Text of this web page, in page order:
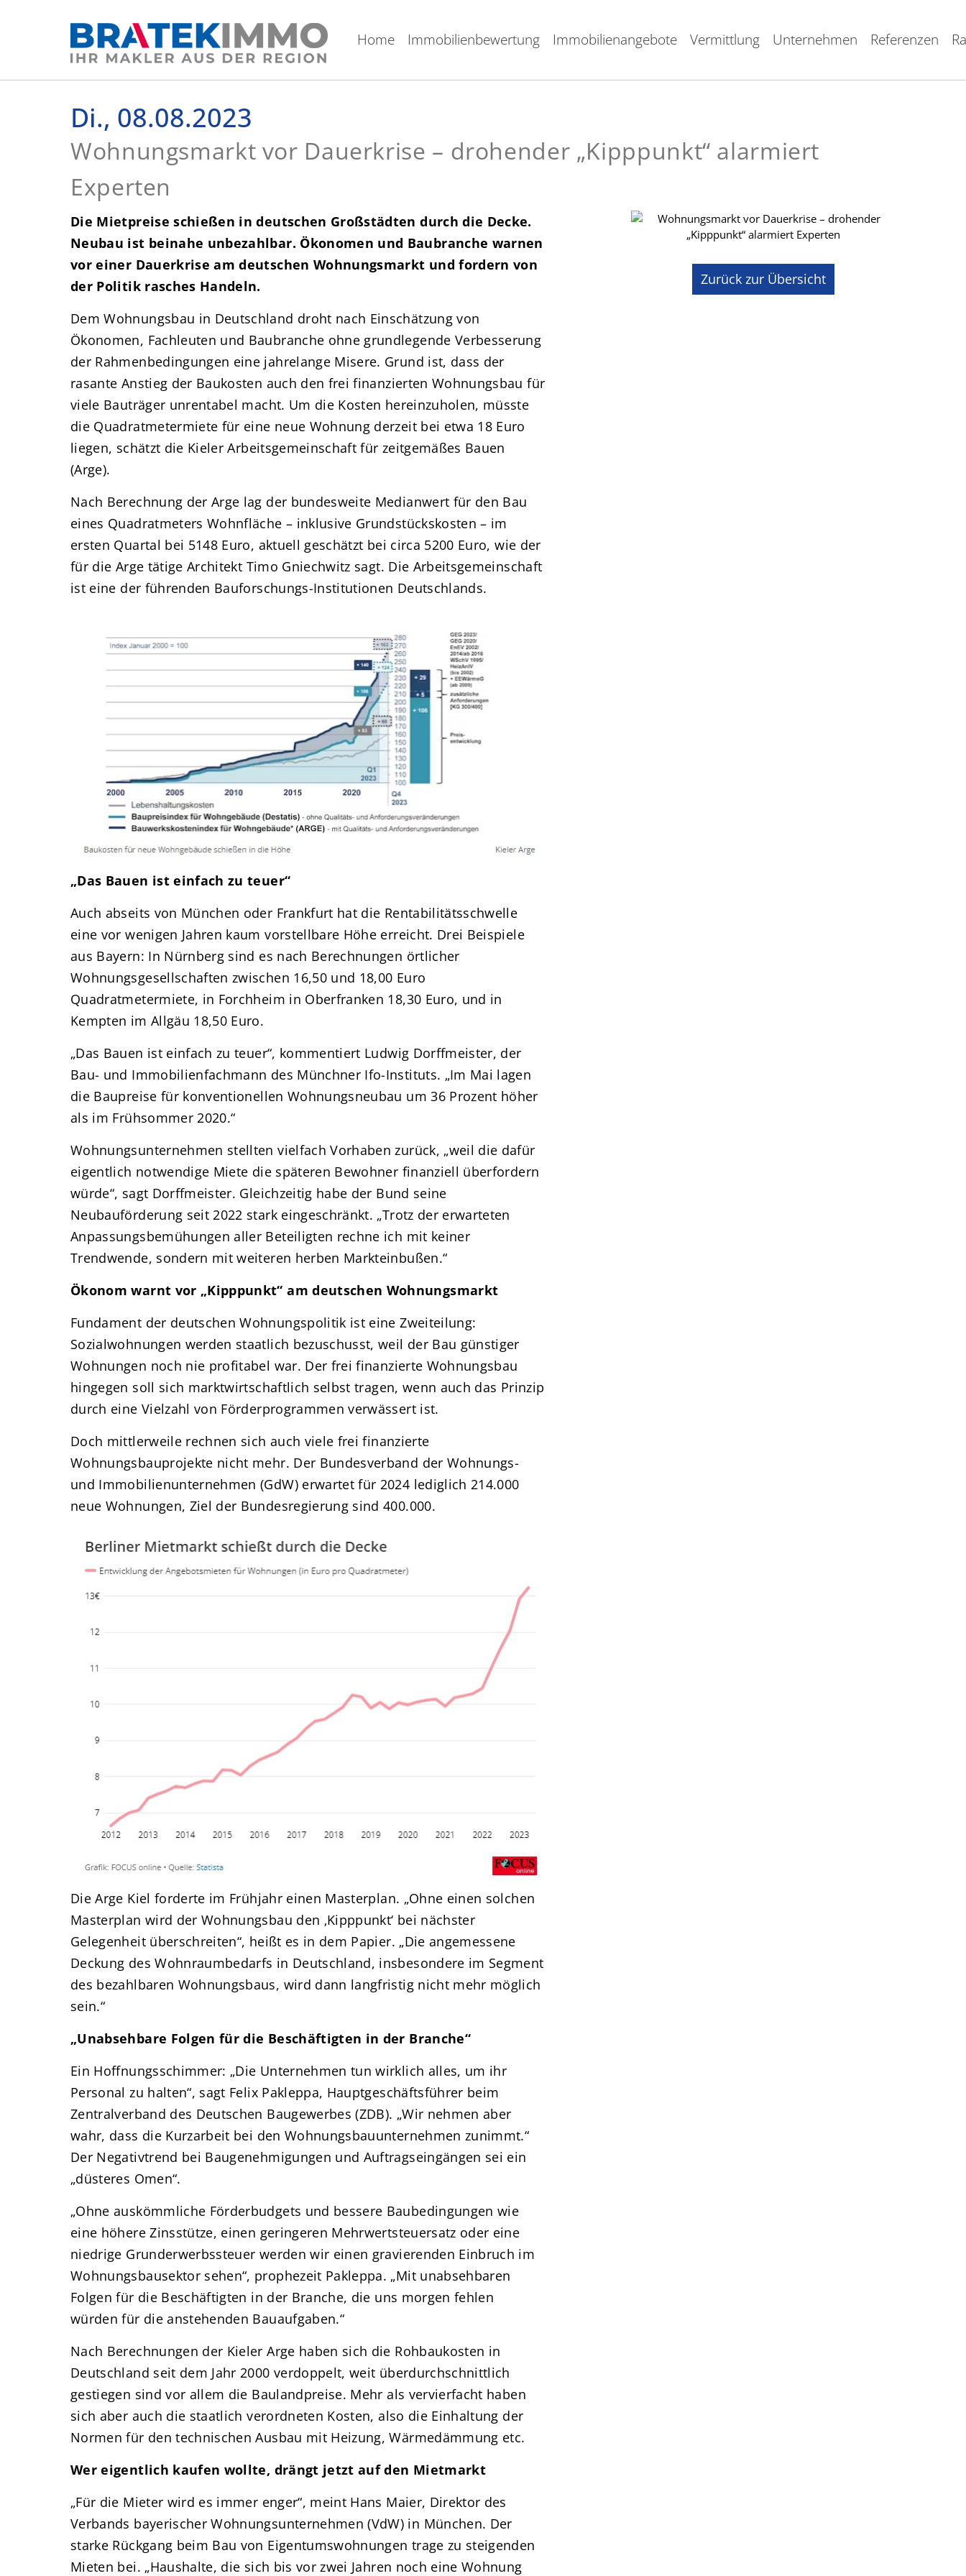
Home Immobilienbewertung Immobilienangebote Vermittlung Unternehmen Referenzen
Di., 08.08.2023
Wohnungsmarkt vor Dauerkrise – drohender „Kipppunkt“ alarmiert
Experten
Die Mietpreise schießen in deutschen Großstädten durch die Decke.
Neubau ist beinahe unbezahlbar. Ökonomen und Baubranche warnen
vor einer Dauerkrise am deutschen Wohnungsmarkt und fordern von
der Politik rasches Handeln.
Dem Wohnungsbau in Deutschland droht nach Einschätzung von
Ökonomen, Fachleuten und Baubranche ohne grundlegende Verbesserung
der Rahmenbedingungen eine jahrelange Misere. Grund ist, dass der
rasante Anstieg der Baukosten auch den frei finanzierten Wohnungsbau für
viele Bauträger unrentabel macht. Um die Kosten hereinzuholen, müsste
die Quadratmetermiete für eine neue Wohnung derzeit bei etwa 18 Euro
liegen, schätzt die Kieler Arbeitsgemeinschaft für zeitgemäßes Bauen
(Arge).
Nach Berechnung der Arge lag der bundesweite Medianwert für den Bau
eines Quadratmeters Wohnfläche – inklusive Grundstückskosten – im
ersten Quartal bei 5148 Euro, aktuell geschätzt bei circa 5200 Euro, wie der
für die Arge tätige Architekt Timo Gniechwitz sagt. Die Arbeitsgemeinschaft
ist eine der führenden Bauforschungs-Institutionen Deutschlands.
„Das Bauen ist einfach zu teuer“
Auch abseits von München oder Frankfurt hat die Rentabilitätsschwelle
eine vor wenigen Jahren kaum vorstellbare Höhe erreicht. Drei Beispiele
aus Bayern: In Nürnberg sind es nach Berechnungen örtlicher
Wohnungsgesellschaften zwischen 16,50 und 18,00 Euro
Quadratmetermiete, in Forchheim in Oberfranken 18,30 Euro, und in
Kempten im Allgäu 18,50 Euro.
„Das Bauen ist einfach zu teuer“, kommentiert Ludwig Dorffmeister, der
Bau- und Immobilienfachmann des Münchner Ifo-Instituts. „Im Mai lagen
die Baupreise für konventionellen Wohnungsneubau um 36 Prozent höher
als im Frühsommer 2020.“
Wohnungsunternehmen stellten vielfach Vorhaben zurück, „weil die dafür
eigentlich notwendige Miete die späteren Bewohner finanziell überfordern
würde“, sagt Dorffmeister. Gleichzeitig habe der Bund seine
Neubauförderung seit 2022 stark eingeschränkt. „Trotz der erwarteten
Anpassungsbemühungen aller Beteiligten rechne ich mit keiner
Trendwende, sondern mit weiteren herben Markteinbußen.“
Ökonom warnt vor „Kipppunkt“ am deutschen Wohnungsmarkt
Fundament der deutschen Wohnungspolitik ist eine Zweiteilung:
Sozialwohnungen werden staatlich bezuschusst, weil der Bau günstiger
Wohnungen noch nie profitabel war. Der frei finanzierte Wohnungsbau
hingegen soll sich marktwirtschaftlich selbst tragen, wenn auch das Prinzip
durch eine Vielzahl von Förderprogrammen verwässert ist.
Doch mittlerweile rechnen sich auch viele frei finanzierte
Wohnungsbauprojekte nicht mehr. Der Bundesverband der Wohnungs-
und Immobilienunternehmen (GdW) erwartet für 2024 lediglich 214.000
neue Wohnungen, Ziel der Bundesregierung sind 400.000.
Die Arge Kiel forderte im Frühjahr einen Masterplan. „Ohne einen solchen
Masterplan wird der Wohnungsbau den ‚Kipppunkt‘ bei nächster
Gelegenheit überschreiten“, heißt es in dem Papier. „Die angemessene
Deckung des Wohnraumbedarfs in Deutschland, insbesondere im Segment
des bezahlbaren Wohnungsbaus, wird dann langfristig nicht mehr möglich
sein.“
„Unabsehbare Folgen für die Beschäftigten in der Branche“
Ein Hoffnungsschimmer: „Die Unternehmen tun wirklich alles, um ihr
Personal zu halten“, sagt Felix Pakleppa, Hauptgeschäftsführer beim
Zentralverband des Deutschen Baugewerbes (ZDB). „Wir nehmen aber
wahr, dass die Kurzarbeit bei den Wohnungsbauunternehmen zunimmt.“
Der Negativtrend bei Baugenehmigungen und Auftragseingängen sei ein
„düsteres Omen“.
„Ohne auskömmliche Förderbudgets und bessere Baubedingungen wie
eine höhere Zinsstütze, einen geringeren Mehrwertsteuersatz oder eine
niedrige Grunderwerbssteuer werden wir einen gravierenden Einbruch im
Wohnungsbausektor sehen“, prophezeit Pakleppa. „Mit unabsehbaren
Folgen für die Beschäftigten in der Branche, die uns morgen fehlen
würden für die anstehenden Bauaufgaben.“
Nach Berechnungen der Kieler Arge haben sich die Rohbaukosten in
Deutschland seit dem Jahr 2000 verdoppelt, weit überdurchschnittlich
gestiegen sind vor allem die Baulandpreise. Mehr als vervierfacht haben
sich aber auch die staatlich verordneten Kosten, also die Einhaltung der
Normen für den technischen Ausbau mit Heizung, Wärmedämmung etc.
Wer eigentlich kaufen wollte, drängt jetzt auf den Mietmarkt
„Für die Mieter wird es immer enger“, meint Hans Maier, Direktor des
Verbands bayerischer Wohnungsunternehmen (VdW) in München. Der
starke Rückgang beim Bau von Eigentumswohnungen trage zu steigenden
Mieten bei. „Haushalte, die sich bis vor zwei Jahren noch eine Wohnung
Zurück zur Übersicht